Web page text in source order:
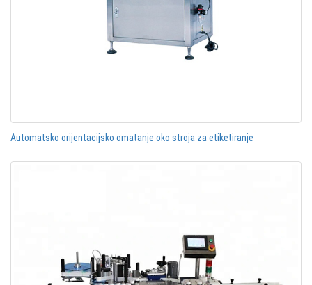
Automatsko orijentacijsko omatanje oko stroja za etiketiranje